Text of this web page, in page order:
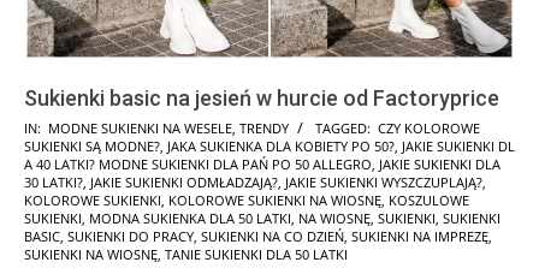
Sukienki basic na jesień w hurcie od Factoryprice
2024-
05-
31
IN: MODNE SUKIENKI NA WESELE, TRENDY TAGGED: CZY KOLOROWE
SUKIENKI SĄ MODNE?, JAKA SUKIENKA DLA KOBIETY PO 50?, JAKIE SUKIENKI DL
A 40 LATKI? MODNE SUKIENKI DLA PAŃ PO 50 ALLEGRO, JAKIE SUKIENKI DLA
30 LATKI?, JAKIE SUKIENKI ODMŁADZAJĄ?, JAKIE SUKIENKI WYSZCZUPLAJĄ?,
KOLOROWE SUKIENKI, KOLOROWE SUKIENKI NA WIOSNĘ, KOSZULOWE
SUKIENKI, MODNA SUKIENKA DLA 50 LATKI, NA WIOSNĘ, SUKIENKI, SUKIENKI
BASIC, SUKIENKI DO PRACY, SUKIENKI NA CO DZIEŃ, SUKIENKI NA IMPREZĘ,
SUKIENKI NA WIOSNĘ, TANIE SUKIENKI DLA 50 LATKI